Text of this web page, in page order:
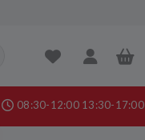
08:30-12:00 13:30-17:00